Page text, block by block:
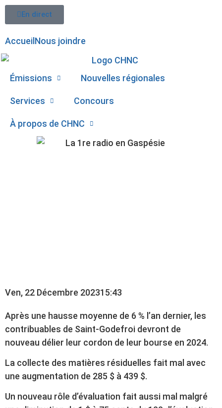
En direct
Accueil Nous joindre
Émissions Nouvelles régionales
Services Concours
À propos de CHNC
Ven, 22 Décembre 202315:43
Après une hausse moyenne de 6 % l’an dernier, les
contribuables de Saint-Godefroi devront de
nouveau délier leur cordon de leur bourse en 2024.
La collecte des matières résiduelles fait mal avec
une augmentation de 285 $ à 439 $.
Un nouveau rôle d’évaluation fait aussi mal malgré